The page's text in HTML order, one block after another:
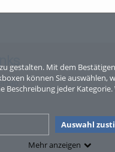
gestalten. Mit dem
können Sie auswählen,
Beschreibung jeder
Auswahl
Mehr anzeigen